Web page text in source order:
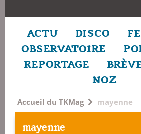
ACTU DISCO
OBSERVATOIRE
REPORTAGE
NOZ
Accueil du TKMag mayenne
mayenne